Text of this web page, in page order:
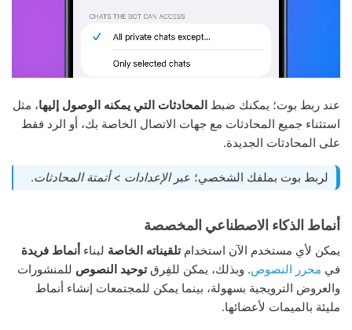
عند ربط بوت؛ يمكنك ضبط المحادثات التي يمكنه الوصول إليها، مثل
استثناء جميع المحادثات مع جهات الاتصال الخاصة بك، أو الرد فقط
على المحادثات الجديدة.
لربط بوت بملفك الشخصي؛ عبرالإعدادات > أتمتة المحادثات.
أنماط الذكاء الاصطناعي المخصصة
يمكن لأي مستخدم الآن استخدامتلقيناته الخاصة لبناء أنماط فريدة
في محرر النصوص. وبذلك، يمكن للفِرقتوحيد النصوص للمنشورات
والعروض الترويجية بسهولة، بينما يمكن للمجتمعات إنشاء أنماط
مليئة بالميمات لأعضائها.